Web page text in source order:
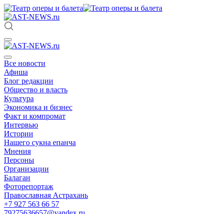
Все новости
Афиша
Блог редакции
Общество и власть
Культура
Экономика и бизнес
Факт и компромат
Интервью
Истории
Нашего сукна епанча
Мнения
Персоны
Организации
Балаган
Фоторепортаж
Православная Астрахань
+7 927 563 66 57